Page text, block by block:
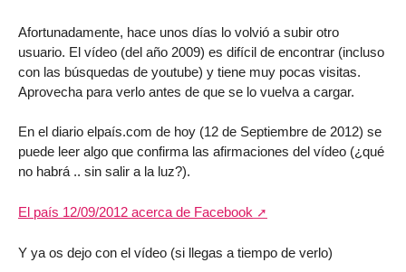
Afortunadamente, hace unos días lo volvió a subir otro
usuario. El vídeo (del año 2009) es difícil de encontrar (incluso
con las búsquedas de youtube) y tiene muy pocas visitas.
Aprovecha para verlo antes de que se lo vuelva a cargar.
En el diario elpaís.com de hoy (12 de Septiembre de 2012) se
puede leer algo que confirma las afirmaciones del vídeo (¿qué
no habrá .. sin salir a la luz?).
El país 12/09/2012 acerca de Facebook
Y ya os dejo con el vídeo (si llegas a tiempo de verlo)